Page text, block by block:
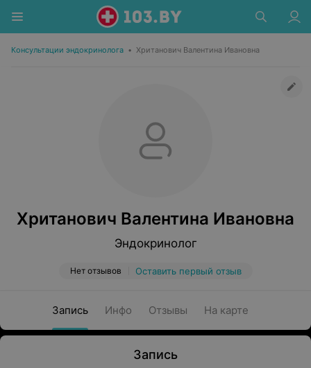
Консультации эндокринолога • Хританович Валентина Ивановна
Хританович Валентина Ивановна
Эндокринолог
Нет отзывов Оставить первый отзыв
Запись Инфо Отзывы На карте
Запись